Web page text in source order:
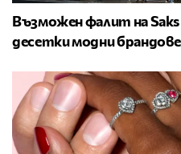
Възможен фалит на
десетки модни брандове